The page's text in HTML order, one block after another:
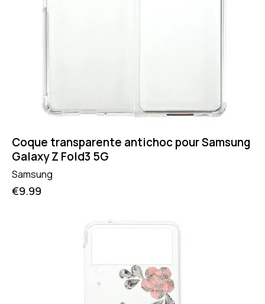
Coque transparente antichoc pour Samsung
Galaxy Z Fold3 5G
Samsung
€9.99